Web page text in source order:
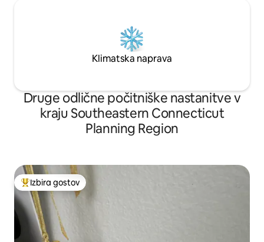
Klimatska naprava
Druge odlične počitniške nastanitve v
kraju Southeastern Connecticut
Planning Region
Najbolj priljubljena prenočišča z značko »Izbira gostov«
Izbira gostov